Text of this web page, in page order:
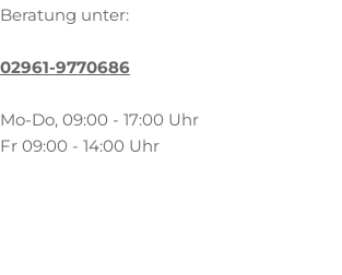
Beratung unter:
02961-9770686
Mo-Do, 09:00 - 17:00 Uhr
Fr 09:00 - 14:00 Uhr